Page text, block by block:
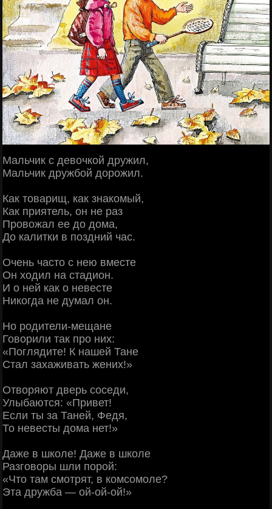
Мальчик с девочкой дружил,
Мальчик дружбой дорожил.
Как товарищ, как знакомый,
Как приятель, он не раз
Провожал ее до дома,
До калитки в поздний час.
Очень часто с нею вместе
Он ходил на стадион.
И о ней как о невесте
Никогда не думал он.
Но родители-мещане
Говорили так про них:
«Поглядите! К нашей Тане
Стал захаживать жених!»
Отворяют дверь соседи,
Улыбаются: «Привет!
Если ты за Таней, Федя,
То невесты дома нет!»
Даже в школе! Даже в школе
Разговоры шли порой:
«Что там смотрят, в комсомоле?
Эта дружба — ой-ой-ой!»